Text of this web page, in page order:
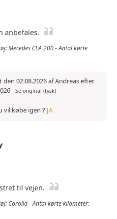
anbefales.
Mecedes CLA 200 - Antal kørte
02.08.2026 af Andreas efter
- Se original (tysk)
vil købe igen ? JA
til vejen.
Corolla - Antal kørte kilometer: